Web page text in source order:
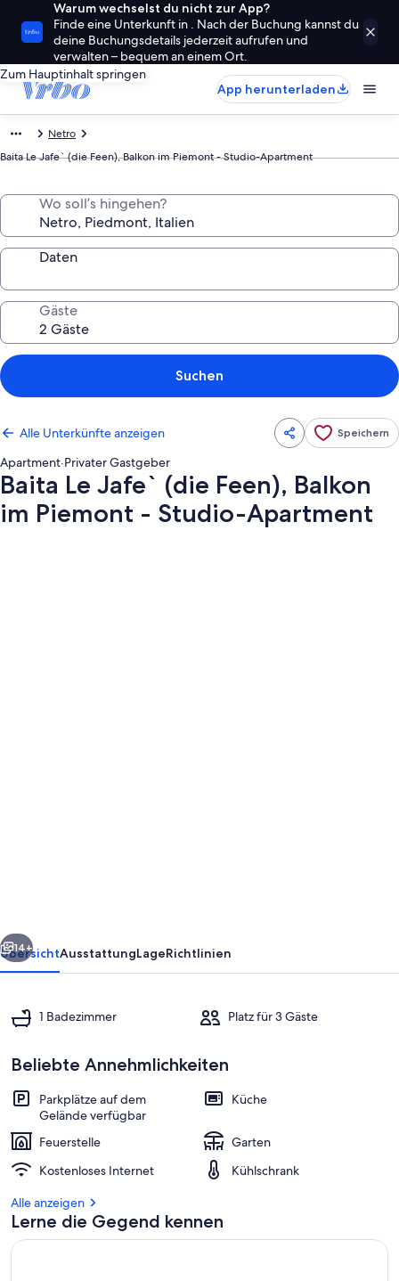
Warum wechselst du nicht zur App?
Finde eine Unterkunft in . Nach der Buchung kannst du
deine Buchungsdetails jederzeit aufrufen und
verwalten – bequem an einem Ort.
Zum Hauptinhalt springen
App herunterladen
Netro
Baita Le Jafe` (die Feen), Balkon im Piemont - Studio-Apartment
Wo soll’s hingehen?
Daten
Gäste
Suchen
Alle Unterkünfte anzeigen Speichern
Apartment·Privater Gastgeber
Baita Le Jafe` (die Feen), Balkon
im Piemont - Studio-Apartment
im
Piemont
Studio-
Apartment
Außendetails
Weiter
14+
ÜbersichtAusstattungLageRichtlinien
1 Badezimmer Platz für 3 Gäste
Beliebte Annehmlichkeiten
Parkplätze auf dem
Gelände verfügbar
Küche
Feuerstelle
Garten
Kostenloses Internet
Kühlschrank
Alle anzeigen
Lerne die Gegend kennen